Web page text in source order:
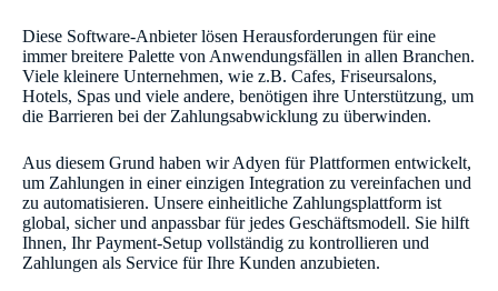
Diese Software-Anbieter lösen Herausforderungen für eine
immer breitere Palette von Anwendungsfällen in allen Branchen.
Viele kleinere Unternehmen, wie z.B. Cafes, Friseursalons,
Hotels, Spas und viele andere, benötigen ihre Unterstützung, um
die Barrieren bei der Zahlungsabwicklung zu überwinden.
Aus diesem Grund haben wir Adyen für Plattformen entwickelt,
um Zahlungen in einer einzigen Integration zu vereinfachen und
zu automatisieren. Unsere einheitliche Zahlungsplattform ist
global, sicher und anpassbar für jedes Geschäftsmodell. Sie hilft
Ihnen, Ihr Payment-Setup vollständig zu kontrollieren und
Zahlungen als Service für Ihre Kunden anzubieten.